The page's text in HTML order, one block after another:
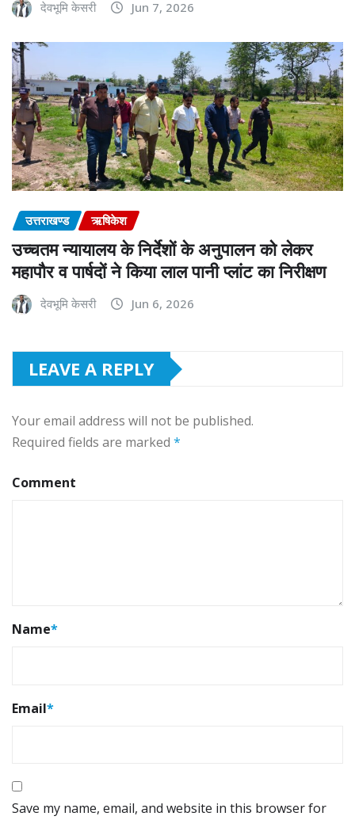
देवभूमि केसरी Jun 7, 2026
उत्तराखण्ड ऋषिकेश
उच्चतम न्यायालय के निर्देशों के अनुपालन को लेकर
महापौर व पार्षदों ने किया लाल पानी प्लांट का निरीक्षण
देवभूमि केसरी Jun 6, 2026
LEAVE A REPLY
Your email address will not be published.
Required fields are marked *
Comment
Name*
Email*
Save my name, email, and website in this browser for